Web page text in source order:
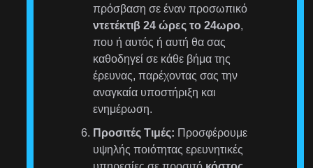
πρόσβαση σε έναν προσωπικό
ντετέκτιβ 24 ώρες το 24ωρο,
που ή αυτός ή αυτή θα σας
καθοδηγεί σε κάθε βήμα της
έρευνας, παρέχοντας σας την
αναγκαία υποστήριξη και
ενημέρωση.
Προσιτές Τιμές: Προσφέρουμε
υψηλής ποιότητας ερευνητικές